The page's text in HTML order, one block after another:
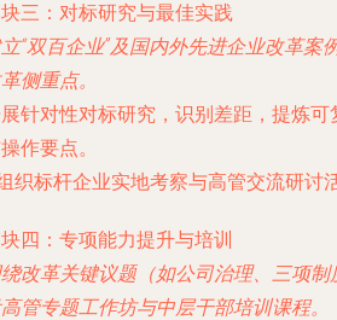
三：对标研究与最佳实践
“双百企业”及国内外先进企业改革案
侧重点。
针对性对标研究，识别差距，提炼
作要点。
织标杆企业实地考察与高管交流研讨活
四：专项能力提升与培训
改革关键议题（如公司治理、三项
管专题工作坊与中层干部培训课程。